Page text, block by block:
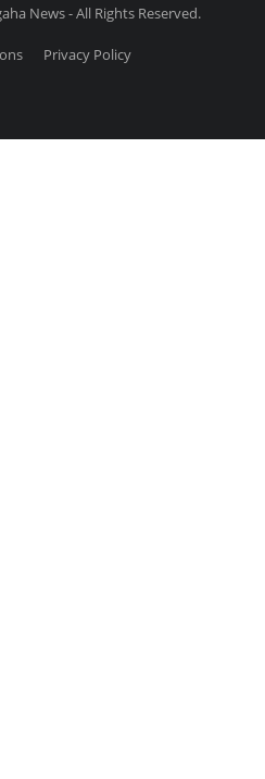
News - All Rights Reserved.
Privacy Policy